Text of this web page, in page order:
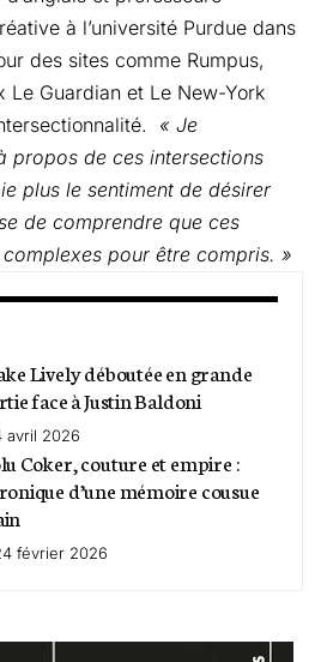
à l’université Purdue dans
des sites comme Rumpus,
Le Guardian et Le New-York
« Je
propos de ces intersections
plus le sentiment de désirer
de comprendre que ces
pour être compris. »
Lively déboutée en grande
face à Justin Baldoni
avril 2026
Coker, couture et empire :
d’une mémoire cousue
février 2026